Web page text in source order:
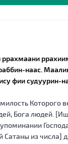
раббин-наас.
фии судуурин-
Которого
Бога людей.
Сатаны из числа]